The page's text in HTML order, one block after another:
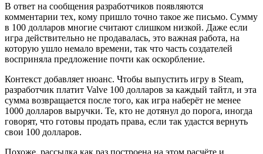
В ответ на сообщения разработчиков появляются
комментарии тех, кому пришло точно такое же письмо. Сумму
в 100 долларов многие считают слишком низкой. Даже если
игра действительно не продавалась, это важная работа, на
которую ушло немало времени, так что часть создателей
восприняла предложение почти как оскорбление.
Контекст добавляет нюанс. Чтобы выпустить игру в Steam,
разработчик платит Valve 100 долларов за каждый тайтл, и эта
сумма возвращается после того, как игра наберёт не менее
1000 долларов выручки. Те, кто не дотянул до порога, иногда
говорят, что готовы продать права, если так удастся вернуть
свои 100 долларов.
Похоже, рассылка как раз построена на этом расчёте и